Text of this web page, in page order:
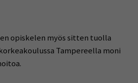
opiskelen myös sitten tuolla
Tampereella moni